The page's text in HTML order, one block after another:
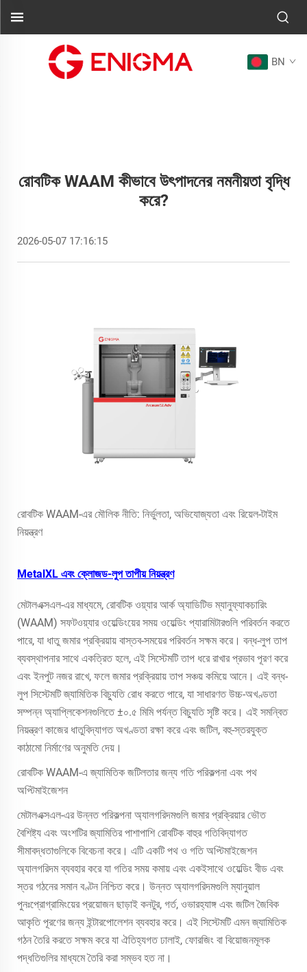
BN
রোবটিক WAAM কীভাবে উৎপাদনের নমনীয়তা বৃদ্ধি
করে?
2026-05-07 17:16:15
রোবটিক WAAM-এর মৌলিক নীতি: নির্ভুলতা, অভিযোজ্যতা এবং রিয়েল-টাইম
নিয়ন্ত্রণ
MetalXL এবং ক্লোজড-লুপ তাপীয় নিয়ন্ত্রণ
মেটালএক্সএল-এর মাধ্যমে, রোবটিক ওয়্যার আর্ক অ্যাডিটিভ ম্যানুফ্যাকচারিং
(WAAM) সফটওয়্যার ওয়েল্ডিংয়ের সময় ওয়েল্ডিং প্যারামিটারগুলি পরিবর্তন করতে
পারে, যা ধাতু জমার প্রক্রিয়ায় বাস্তব-সময়ের পরিবর্তন সক্ষম করে। বন্ধ-লুপ তাপ
ব্যবস্থাপনার সাথে একত্রিত হলে, এই সিস্টেমটি তাপ ধরে রাখার প্রভাব পূরণ করে
এবং ইনপুট নজর রাখে, ফলে জমার প্রক্রিয়ায় তাপ সঞ্চয় কমিয়ে আনে। এই বন্ধ-
লুপ সিস্টেমটি জ্যামিতিক বিচ্যুতি রোধ করতে পারে, যা সাধারণত উচ্চ-অখণ্ডতা
সম্পন্ন অ্যাপ্লিকেশনগুলিতে ±০.৫ মিমি পর্যন্ত বিচ্যুতি সৃষ্টি করে। এই সমন্বিত
নিয়ন্ত্রণ কাজের ধাতুবিদ্যাগত অখণ্ডতা রক্ষা করে এবং জটিল, বহু-স্তরযুক্ত
কাঠামো নির্মাণের অনুমতি দেয়।
রোবটিক WAAM-এ জ্যামিতিক জটিলতার জন্য গতি পরিকল্পনা এবং পথ
অপ্টিমাইজেশন
মেটালএক্সএল-এর উন্নত পরিকল্পনা অ্যালগরিদমগুলি জমার প্রক্রিয়ার ভৌত
বৈশিষ্ট্য এবং অংশটির জ্যামিতির পাশাপাশি রোবটিক বাহুর গতিবিদ্যাগত
সীমাবদ্ধতাগুলিকে বিবেচনা করে। এটি একটি পথ ও গতি অপ্টিমাইজেশন
অ্যালগরিদম ব্যবহার করে যা গতির সময় কমায় এবং একইসাথে ওয়েল্ডিং বীড এবং
স্তর গঠনের সমান বণ্টন নিশ্চিত করে। উন্নত অ্যালগরিদমগুলি ম্যানুয়াল
পুনঃপ্রোগ্রামিংয়ের প্রয়োজন ছাড়াই কনটুর, গর্ত, ওভারহ্যাঙ্গ এবং জটিল জৈবিক
আকৃতি পূরণের জন্য ইন্টারপোলেশন ব্যবহার করে। এই সিস্টেমটি এমন জ্যামিতিক
গঠন তৈরি করতে সক্ষম করে যা ঐতিহ্যগত ঢালাই, ফোরজিং বা বিয়োজনমূলক
পদ্ধতিগুলির মাধ্যমে তৈরি করা সম্ভব হত না।